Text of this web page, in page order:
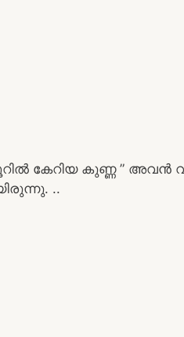
കേറിയ കുണ്ണ ” അവൻ
..